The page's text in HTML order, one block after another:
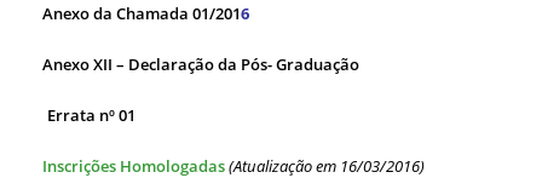
Anexo da Chamada 01/2016
Anexo XII – Declaração da Pós- Graduação
Errata nº 01
Inscrições Homologadas(Atualização em 16/03/2016)